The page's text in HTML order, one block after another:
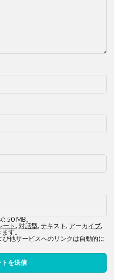
50 MB。
ート, 対話型, テキスト, アーカイブ,
ます。
他サービスへのリンクは自動的に